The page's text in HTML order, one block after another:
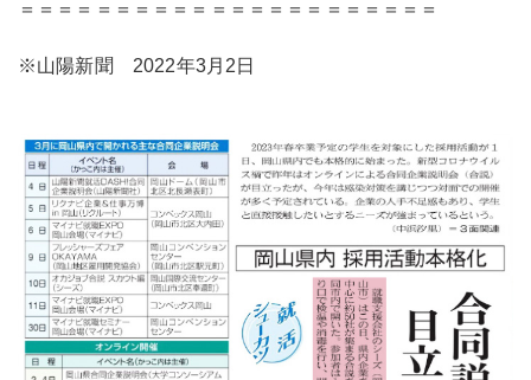
＝＝＝＝＝＝＝＝＝＝＝＝＝＝＝＝＝＝＝＝＝＝
※山陽新聞 2022年3月2日